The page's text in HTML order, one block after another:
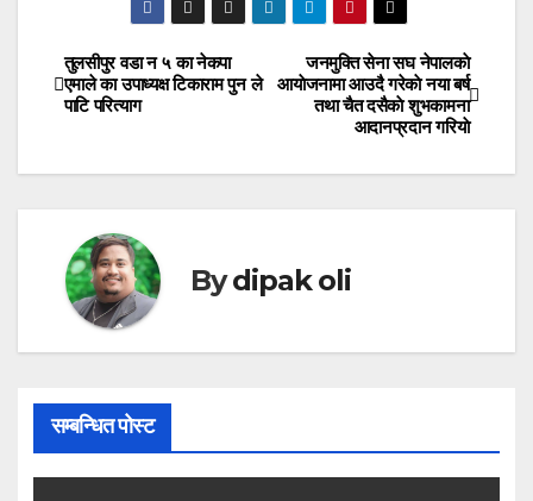
Post
navigation
जनमुक्ति सेना सघ नेपालकाे
आयाेजनामा आउदै गरेकाे नया बर्ष
तथा चैत दसैकाे शुभकामना
आदानप्रदान गरियाे
तुलसीपुर वडा न ५ का नेकपा
एमाले का उपाध्यक्ष टिकाराम पुन ले
पाटि परित्याग
Bydipak oli
सम्बन्धित पोस्ट